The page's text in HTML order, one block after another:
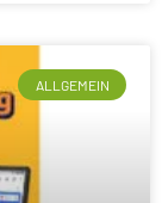
ALLGEMEIN